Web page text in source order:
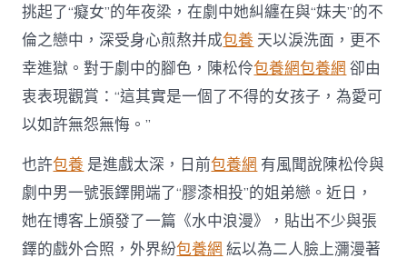
挑起了“癡女”的年夜梁，在劇中她糾纏在與“妹夫”的不
倫之戀中，深受身心煎熬并成包養 天以淚洗面，更不
幸進獄。對于劇中的腳色，陳松伶包養網包養網 卻由
衷表現觀賞：“這其實是一個了不得的女孩子，為愛可
以如許無怨無悔。”
也許包養 是進戲太深，日前包養網 有風聞說陳松伶與
劇中男一號張鐸開端了“膠漆相投”的姐弟戀。近日，
她在博客上頒發了一篇《水中浪漫》，貼出不少與張
鐸的戲外合照，外界紛包養網 紜以為二人臉上瀰漫著